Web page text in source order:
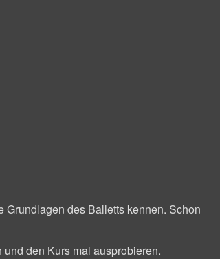
des Balletts kennen. Schon
den Kurs mal ausprobieren.